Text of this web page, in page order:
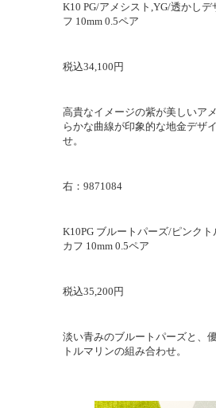
K10 PG/アメシスト,YG/透かしデ
フ 10mm 0.5ペア
税込34,100円
高貴なイメージの紫が美しいア
らかな曲線が印象的な地金デザ
せ。
右： 9871084
K10PG ブルートパーズ/ピンク
カフ 10mm 0.5ペア
税込35,200円
淡い青みのブルートパーズと、
トルマリンの組み合わせ。